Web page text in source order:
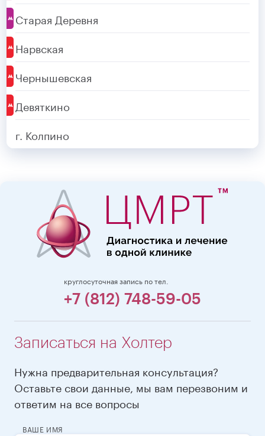
Старая Деревня
Нарвская
Чернышевская
Девяткино
г. Колпино
круглосуточная запись по тел.
+7 (812) 748-59-05
Записаться на Холтер
Нужна предварительная консультация?
Оставьте свои данные, мы вам перезвоним и
ответим на все вопросы
ВАШЕ ИМЯ